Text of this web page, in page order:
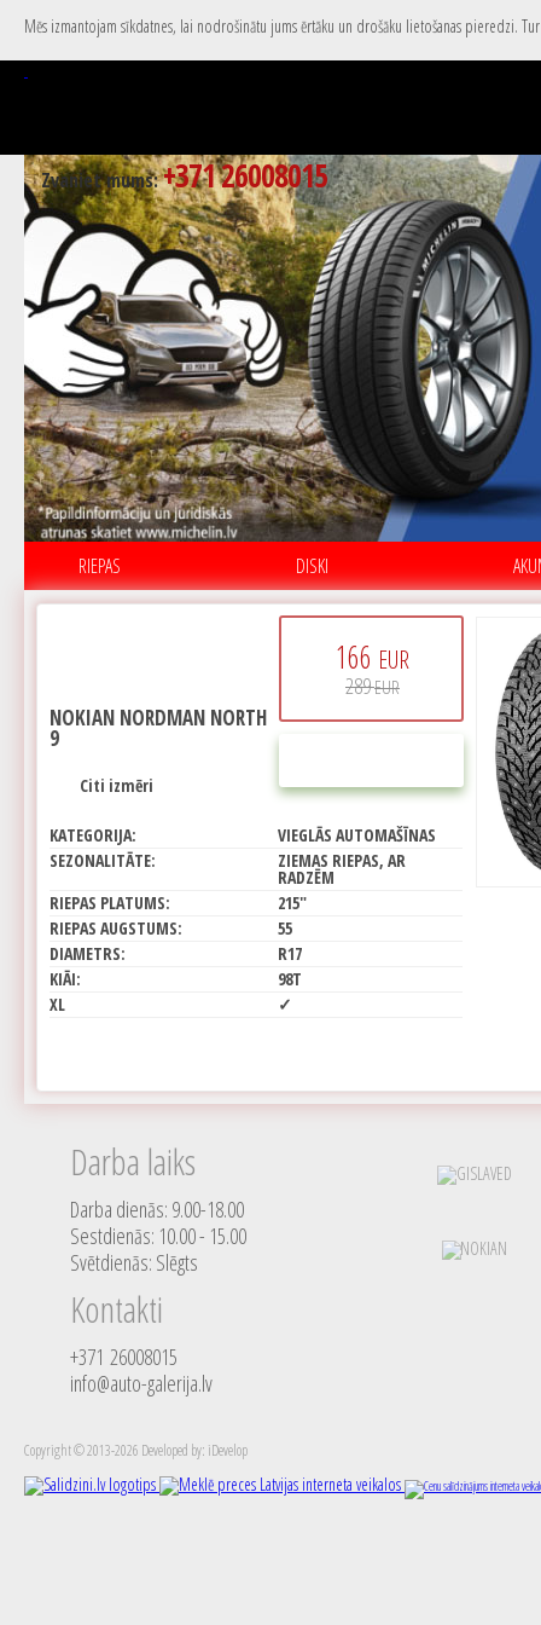
Mēs izmantojam sīkdatnes, lai nodrošinātu jums ērtāku un drošāku lietošanas pieredzi.
Zvaniet mums:+371 26008015
RIEPAS DISKI
166 EUR
289EUR
NOKIAN NORDMAN NORTH
9
Citi izmēri
KATEGORIJA:
VIEGLĀS AUTOMAŠĪNAS
SEZONALITĀTE:
ZIEMAS RIEPAS, AR
RADZĒM
RIEPAS PLATUMS:
215"
RIEPAS AUGSTUMS:
55
DIAMETRS:
R17
KIĀI:
98T
XL
✓
Darba laiks
Darba dienās: 9.00-18.00
Sestdienās: 10.00 - 15.00
Svētdienās: Slēgts
Kontakti
+371 26008015
info@auto-galerija.lv
Copyright © 2013-2026 Developed by: iDevelop